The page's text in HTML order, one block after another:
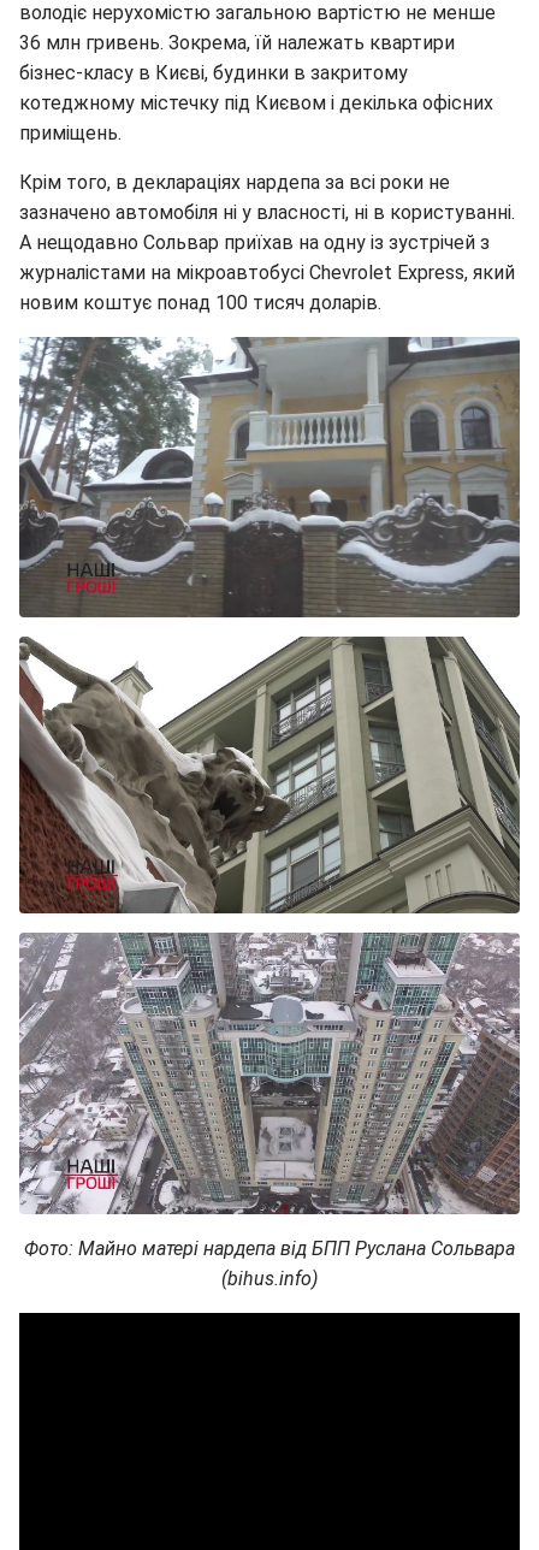
володіє нерухомістю загальною вартістю не менше
36 млн гривень. Зокрема, їй належать квартири
бізнес-класу в Києві, будинки в закритому
котеджному містечку під Києвом і декілька офісних
приміщень.
Крім того, в деклараціях нардепа за всі роки не
зазначено автомобіля ні у власності, ні в користуванні.
А нещодавно Сольвар приїхав на одну із зустрічей з
журналістами на мікроавтобусі Chevrolet Express, який
новим коштує понад 100 тисяч доларів.
Фото: Майно матері нардепа від БПП Руслана Сольвара
(bihus.info)